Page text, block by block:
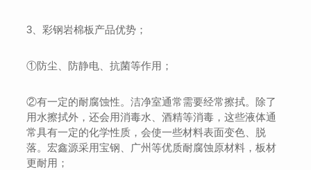
3、彩钢岩棉板产品优势；
①防尘、防静电、抗菌等作用；
②有一定的耐腐蚀性。洁净室通常需要经常擦拭。除了
用水擦拭外，还会用消毒水、酒精等消毒，这些液体通
常具有一定的化学性质，会使一些材料表面变色、脱
落。宏鑫源采用宝钢、广州等优质耐腐蚀原材料，板材
更耐用；